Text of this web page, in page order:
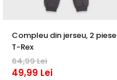
Compleu din jerseu, 2 piese
T-Rex
64,99 Lei
49,99 Lei